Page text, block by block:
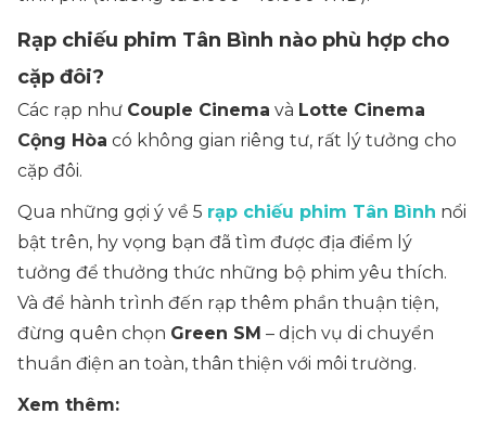
Rạp chiếu phim Tân Bình nào phù hợp cho
cặp đôi?
Các rạp như Couple Cinema và Lotte Cinema
Cộng Hòa có không gian riêng tư, rất lý tưởng cho
cặp đôi.
Qua những gợi ý về 5 rạp chiếu phim Tân Bình nổi
bật trên, hy vọng bạn đã tìm được địa điểm lý
tưởng để thưởng thức những bộ phim yêu thích.
Và để hành trình đến rạp thêm phần thuận tiện,
đừng quên chọn Green SM – dịch vụ di chuyển
thuần điện an toàn, thân thiện với môi trường.
Xem thêm: